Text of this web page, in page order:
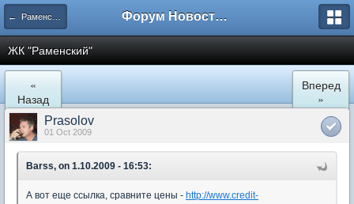
← Раменское Форум Новостройки
ЖК "Рaменский"
«
Назад
Вперед
»
Prasolov
01 Oct 2009
Barss, on 1.10.2009 - 16:53:
А вот еще ссылка, сравните цены - http://www.credit-